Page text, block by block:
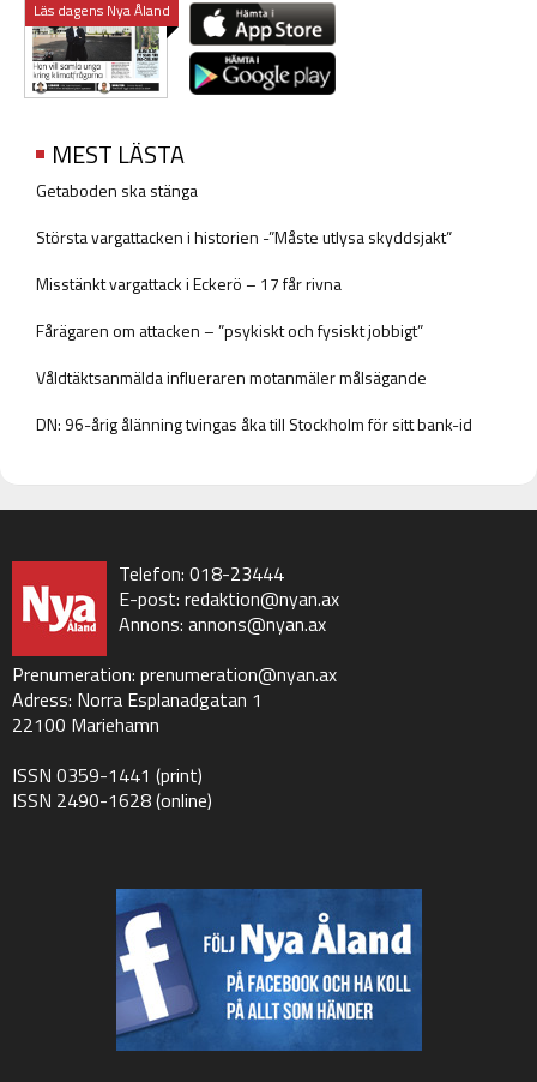
Läs dagens Nya Åland
MEST LÄSTA
Getaboden ska stänga
Största vargattacken i historien -”Måste utlysa skyddsjakt”
Misstänkt vargattack i Eckerö – 17 får rivna
Fårägaren om attacken – ”psykiskt och fysiskt jobbigt”
Våldtäktsanmälda influeraren motanmäler målsägande
DN: 96-årig ålänning tvingas åka till Stockholm för sitt bank-id
Telefon: 018-23444
E-post: redaktion@nyan.ax
Annons: annons@nyan.ax
Prenumeration: prenumeration@nyan.ax
Adress: Norra Esplanadgatan 1
22100 Mariehamn
ISSN 0359-1441 (print)
ISSN 2490-1628 (online)